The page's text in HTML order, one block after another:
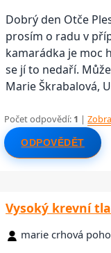
Dobrý den Otče
prosím o radu v
kamarádka je moc
se jí to nedaří.
Marie Škrabalová,
Počet odpovědí: 1 |
ODPOVĚDĚT
Vysoký krevní
marie crhová